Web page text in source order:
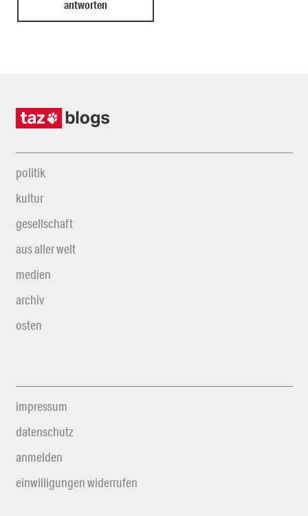
politik
kultur
gesellschaft
aus aller welt
medien
archiv
osten
impressum
datenschutz
anmelden
einwilligungen widerrufen